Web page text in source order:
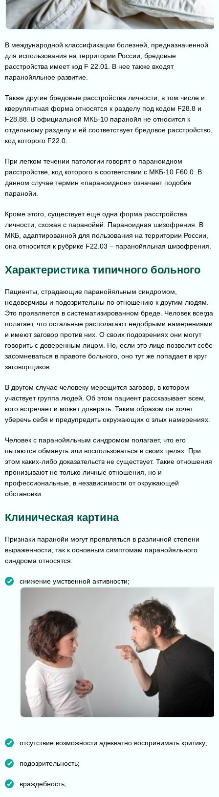
В международной классификации болезней, предназначенной
для использования на территории России, бредовые
расстройства имеет код F 22.01. В нее также входят
паранойяльное развитие.
Также другие бредовые расстройства личности, в том числе и
кверулянтная форма относятся к разделу под кодом F28.8 и
F28.88. В официальной МКБ-10 паранойя не относится к
отдельному разделу и ей соответствует бредовое расстройство,
код которого F22.0.
При легком течении патологии говорят о параноидном
расстройстве, код которого в соответствии с МКБ-10 F60.0. В
данном случае термин «параноидное» означает подобие
паранойи.
Кроме этого, существует еще одна форма расстройства
личности, схожая с паранойей. Параноидная шизофрения. В
МКБ, адаптированной для пользования на территории России,
она относится к рубрике F22.03 – паранойяльная шизофрения.
Характеристика типичного больного
Пациенты, страдающие паранойяльным синдромом,
недоверчивы и подозрительны по отношению к другим людям.
Это проявляется в систематизированном бреде. Человек всегда
полагает, что остальные располагают недобрыми намерениями
и имеют заговор против них. О своих подозрениях они могут
говорить с доверенным лицом. Но, если это лицо позволит себе
засомневаться в правоте больного, оно тут же попадает в круг
заговорщиков.
В другом случае человеку мерещится заговор, в котором
участвует группа людей. Об этом пациент рассказывает всем,
кого встречает и может доверять. Таким образом он хочет
уберечь себя и предупредить окружающих о злых намерениях.
Человек с паранойяльным синдромом полагает, что его
пытаются обмануть или воспользоваться в своих целях. При
этом каких-либо доказательств не существует. Такие отношения
пронизывают не только личные отношения, но и
профессиональные, в независимости от окружающей
обстановки.
Клиническая картина
Признаки паранойи могут проявляться в различной степени
выраженности, так к основным симптомам паранойяльного
синдрома относятся:
снижение умственной активности;
отсутствие возможности адекватно воспринимать критику;
подозрительность;
враждебность;